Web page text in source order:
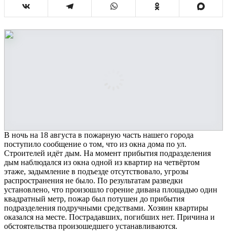
В ночь на 18 августа в пожарную часть нашего города
поступило сообщение о том, что из окна дома по ул.
Строителей идёт дым. На момент прибытия подразделения
дым наблюдался из окна одной из квартир на четвёртом
этаже, задымление в подъезде отсутствовало, угрозы
распространения не было. По результатам разведки
установлено, что произошло горение дивана площадью один
квадратный метр, пожар был потушен до прибытия
подразделения подручными средствами. Хозяин квартиры
оказался на месте. Пострадавших, погибших нет. Причина и
обстоятельства произошедшего устанавливаются.